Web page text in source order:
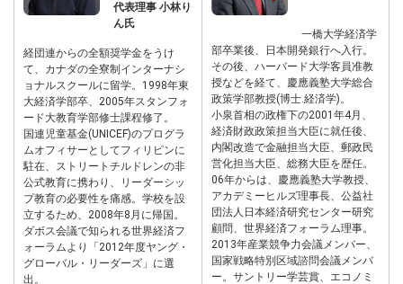
代表理事 小林り
ん氏
経団連からの全額奨学金をうけ
て、カナダの全寮制インターナシ
ョナルスクールに留学。1998年東
大経済学部卒、2005年スタンフォ
ード大教育学部修士課程修了。
国連児童基金(UNICEF)のプログラ
ムオフィサーとしてフィリピンに
駐在、ストリートチルドレンの非
公式教育に携わり、リーダーシッ
プ教育の必要性を痛感。学校を設
立するため、2008年8月に帰国。
ダボス会議で知られる世界経済フ
ォーラムより「2012年度ヤング・
グローバル・リーダーズ」に選
出。
一橋大学経済学
部卒業後、日本開発銀行へ入行。
その後、ハーバード大学客員准教
授などを経て、慶應義塾大学総合
政策学部教授(博士.経済学)。
小泉首相の政権下の2001年4月、
経済財政政策担当大臣に就任後、
内閣改造で金融担当大臣、郵政民
営化担当大臣、総務大臣を歴任。
06年からは、慶應義塾大学教授、
アカデミーヒルズ理事長、公益社
団法人日本経済研究センター研究
顧問、世界経済フォーラム理事。
2013年産業競争力会議メンバー、
国家戦略特別区域諮問会議メンバ
ー。サントリー学芸賞、エコノミ